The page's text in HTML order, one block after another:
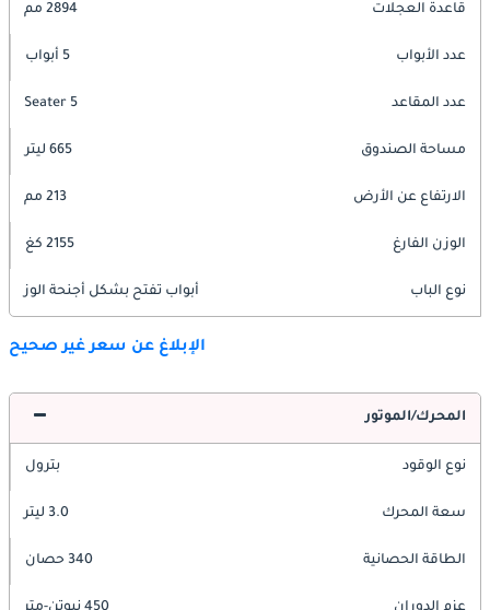
قاعدة العجلات 2894 مم
عدد الأبواب 5 أبواب
عدد المقاعد 5 Seater
مساحة الصندوق 665 ليتر
الارتفاع عن الأرض 213 مم
الوزن الفارغ 2155 كغ
نوع الباب أبواب تفتح بشكل أجنحة الوز
الإبلاغ عن سعر غير صحيح
المحرك/الموتور
نوع الوقود بترول
سعة المحرك 3.0 ليتر
الطاقة الحصانية 340 حصان